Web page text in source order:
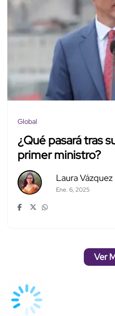
Global
¿Qué pasará tras
primer ministro?
Laura Vázquez
Ene. 6, 2025
Ver